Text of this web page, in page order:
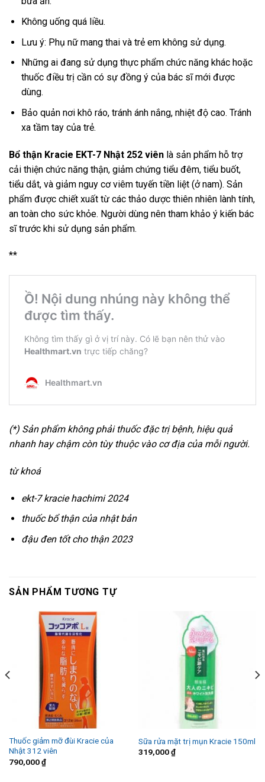
Không uống quá liều.
Lưu ý: Phụ nữ mang thai và trẻ em không sử dụng.
Những ai đang sử dụng thực phẩm chức năng khác hoặc
thuốc điều trị cần có sự đồng ý của bác sĩ mới được
dùng.
Bảo quản nơi khô ráo, tránh ánh nắng, nhiệt độ cao. Tránh
xa tầm tay của trẻ.
Bổ thận Kracie EKT-7 Nhật 252 viên là sản phẩm hỗ trợ
cải thiện chức năng thận, giảm chứng tiểu đêm, tiểu buốt,
tiểu dắt, và giảm nguy cơ viêm tuyến tiền liệt (ở nam). Sản
phẩm được chiết xuất từ các thảo dược thiên nhiên lành tính,
an toàn cho sức khỏe. Người dùng nên tham khảo ý kiến bác
sĩ trước khi sử dụng sản phẩm.
**
(*) Sản phẩm không phải thuốc đặc trị bệnh, hiệu quả
nhanh hay chậm còn tùy thuộc vào cơ địa của mỗi người.
từ khoá
ekt-7 kracie hachimi 2024
thuốc bổ thận của nhật bản
đậu đen tốt cho thận 2023
SẢN PHẨM TƯƠNG TỰ
Thuốc giảm mỡ đùi Kracie của
Nhật 312 viên
790,000₫
Sữa rửa mặt trị mụn Kracie 150ml
319,000₫